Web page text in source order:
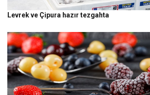
Levrek ve Çipura hazır tezgahta